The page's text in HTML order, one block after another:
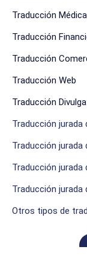
Traducción Médica
Traducción
Traducción
Traducción Web
Traducción
Traducción
Traducción
Traducción
Traducción
Otros tipos de